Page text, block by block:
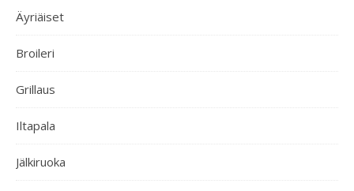
Äyriäiset
Broileri
Grillaus
Iltapala
Jälkiruoka